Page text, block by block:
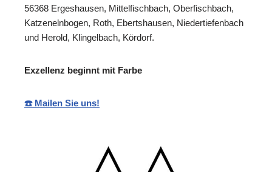
56368 Ergeshausen, Mittelfischbach, Oberfischbach,
Katzenelnbogen, Roth, Ebertshausen, Niedertiefenbach
und Herold, Klingelbach, Kördorf.
Exzellenz beginnt mit Farbe
☎️ Mailen Sie uns!